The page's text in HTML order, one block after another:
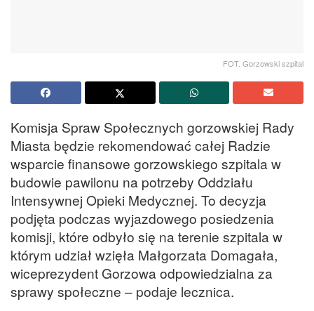
FOT. Gorzowski szpital
Komisja Spraw Społecznych gorzowskiej Rady
Miasta będzie rekomendować całej Radzie
wsparcie finansowe gorzowskiego szpitala w
budowie pawilonu na potrzeby Oddziału
Intensywnej Opieki Medycznej. To decyzja
podjęta podczas wyjazdowego posiedzenia
komisji, które odbyło się na terenie szpitala w
którym udział wzięła Małgorzata Domagała,
wiceprezydent Gorzowa odpowiedzialna za
sprawy społeczne – podaje lecznica.